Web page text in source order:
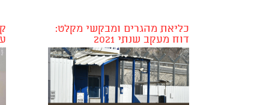
כליאת מהגרים ומבקשי מקלט:
דוח מעקב שנתי 2021